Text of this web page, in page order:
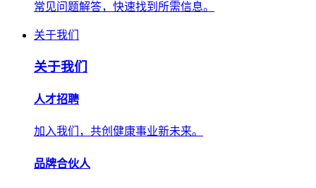
常见问题解答，快速找到所需信息。
关于我们
关于我们
人才招聘
加入我们，共创健康事业新未来。
品牌合伙人